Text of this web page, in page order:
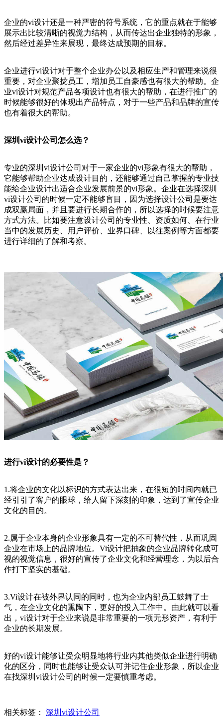
企业的vi设计还是一种严密的符号系统，它的重点就在于能够
展示出比较清晰的视觉力结构，从而传达出企业独特的形象，
然后经过差异性来展现，最终达成预期的目标。
企业进行vi设计对于整个企业办公以及相应生产和管理来说很
重要，对企业聚拢员工，增加员工自豪感也有很大的帮助。企
业vi设计对规范产品各项设计也有很大的帮助，在进行推广的
时候能够很好的体现出产品特点，对于一些产品和品牌的宣传
也有着很大的帮助。
深圳vi设计公司怎么选？
专业的深圳vi设计公司对于一家企业的vi形象有很大的帮助，
它能够帮助企业达成设计目的，还能够通过自己掌握的专业技
能给企业设计出适合企业发展前景的vi形象。企业在选择深圳
vi设计公司的时候一定不能够盲目，因为选择设计公司是要达
成双赢局面，并且要进行长期合作的，所以选择的时候要注意
方式方法。比如要注意设计公司的专业性、资质如何、在行业
当中的发展历史、用户评价、业界口碑、以往案例等方面都要
进行详细的了解和考察。
进行vi设计的必要性是？
1.将企业的文化以标识的方式表达出来，在很短的时间内就已
经引引了客户的眼球，给人留下深刻的印象，达到了宣传企业
文化的目的。
2.属于企业本身的企业形象具有一定的不可替代性，从而巩固
企业在市场上的品牌地位。Vi设计把抽象的企业品牌转化成可
视的视觉信息，很好的宣传了企业文化和经营理念，为以后合
作打下坚实的基础。
3.Vi设计在被外界认同的同时，也为企业内部员工鼓舞了士
气，在企业文化的熏陶下，更好的投入工作中。由此就可以看
出，vi设计对于企业来说是非常重要的一项无形资产，有利于
企业的长期发展。
好的vi设计能够让受众明显地将行业内其他类似企业进行明确
化的区分，同时也能够让受众认可并记住企业形象，所以企业
在找深圳vi设计公司的时候一定要慎重考虑。
相关标签： 深圳vi设计公司